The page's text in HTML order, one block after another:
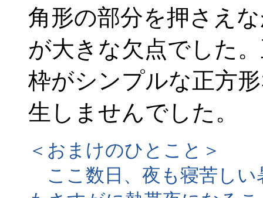
角形の部分を押さえ
が大きな欠点でした
枠がシンプルな正方
生しませんでした。
＜おまけのひとこと＞
ここ数日、夜も寝苦しい